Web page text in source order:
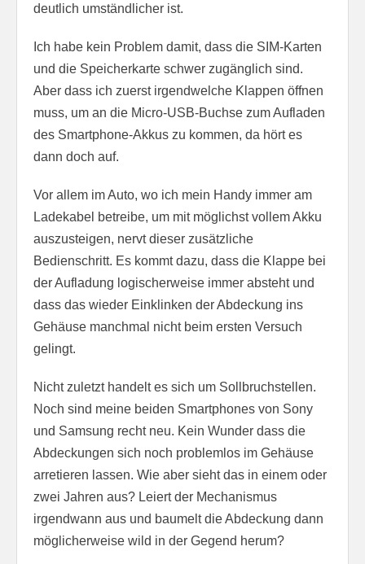
deutlich umständlicher ist.
Ich habe kein Problem damit, dass die SIM-Karten
und die Speicherkarte schwer zugänglich sind.
Aber dass ich zuerst irgendwelche Klappen öffnen
muss, um an die Micro-USB-Buchse zum Aufladen
des Smartphone-Akkus zu kommen, da hört es
dann doch auf.
Vor allem im Auto, wo ich mein Handy immer am
Ladekabel betreibe, um mit möglichst vollem Akku
auszusteigen, nervt dieser zusätzliche
Bedienschritt. Es kommt dazu, dass die Klappe bei
der Aufladung logischerweise immer absteht und
dass das wieder Einklinken der Abdeckung ins
Gehäuse manchmal nicht beim ersten Versuch
gelingt.
Nicht zuletzt handelt es sich um Sollbruchstellen.
Noch sind meine beiden Smartphones von Sony
und Samsung recht neu. Kein Wunder dass die
Abdeckungen sich noch problemlos im Gehäuse
arretieren lassen. Wie aber sieht das in einem oder
zwei Jahren aus? Leiert der Mechanismus
irgendwann aus und baumelt die Abdeckung dann
möglicherweise wild in der Gegend herum?